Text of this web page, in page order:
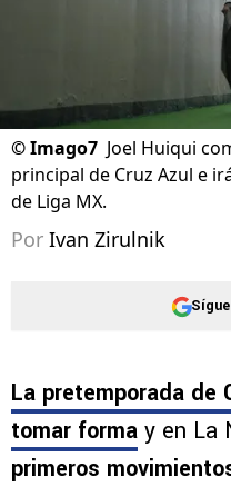
©Imago7 Joel Huiqui
principal de Cruz Azul e
de Liga MX.
Por Ivan Zirulnik
La pretemporada de
tomar forma y en La
primeros